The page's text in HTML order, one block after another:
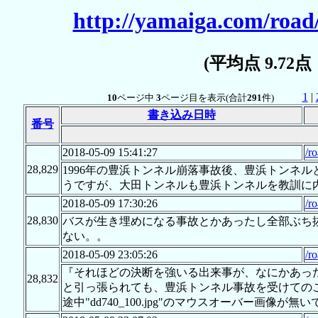
http://yamaiga.com/
(平均点 9.72
10ページ中 3ページ目を表示(合計291件) 1 |
番号
書き込み日時
28,829
2018-05-09 15:41:27
/
1996年の豊浜トンネル崩落事故後、豊浜トンネ
うですが、大田トンネルも豊浜トンネルを教訓
28,830
2018-05-09 17:30:26
/
バスが生き埋めになる事故とかあったし全部ぶ
ない。。
28,832
2018-05-09 23:05:26
/
『それほどの決断を強いる出来事が、なにかあ
と引っ張られても、豊浜トンネル事故を受けて
途中"dd740_100.jpg"のマウスオーバー画像が無